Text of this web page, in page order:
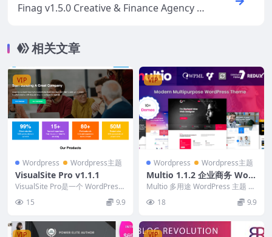
Finag v1.5.0 Creative & Finance Agency W
相关文章
VIP
Wordpress Wordpress主题
VisualSite Pro v1.1.1
VisualSite Pro是一个 WordPress
15 9.9
VIP
Wordpress Wordpress主题
Multio 1.1.2 企业商务 Wor
dPress 主题
Multio 多用途 WordPress 主题 是
一款基于最新技术的创意独特设
计... 18 9.9
VIP VIP